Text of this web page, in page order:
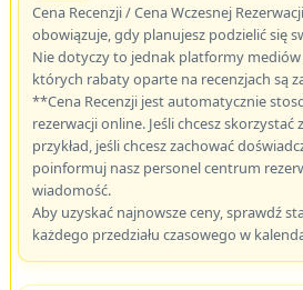
Cena Recenzji / Cena Wczesnej
obowiązuje, gdy planujesz podzielić się
Nie dotyczy to jednak platformy mediów
których rabaty oparte na recenzjach są
**Cena Recenzji jest automatycznie
rezerwacji online. Jeśli chcesz skorzystać
przykład, jeśli chcesz zachować
poinformuj nasz personel centrum
wiadomość.
Aby uzyskać najnowsze ceny, sprawdź
każdego przedziału czasowego w